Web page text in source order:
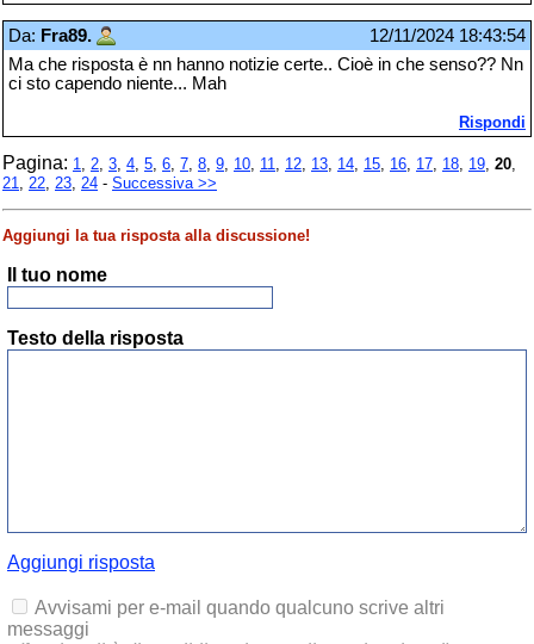
Da: Fra89.
12/11/2024 18:43:54
Ma che risposta è nn hanno notizie certe.. Cioè in che senso?? Nn
ci sto capendo niente... Mah
Rispondi
Pagina: 1, 2, 3, 4, 5, 6, 7, 8, 9, 10, 11, 12, 13, 14, 15, 16, 17, 18, 19, 20,
21, 22, 23, 24 - Successiva >>
Aggiungi la tua risposta alla discussione!
Il tuo nome
Testo della risposta
Aggiungi risposta
Avvisami per e-mail quando qualcuno scrive altri
messaggi